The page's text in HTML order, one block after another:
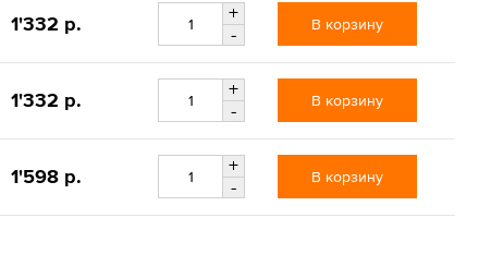
1'332 р.
+
-
В корзину
1'332 р.
+
-
В корзину
1'598 р.
+
-
В корзину